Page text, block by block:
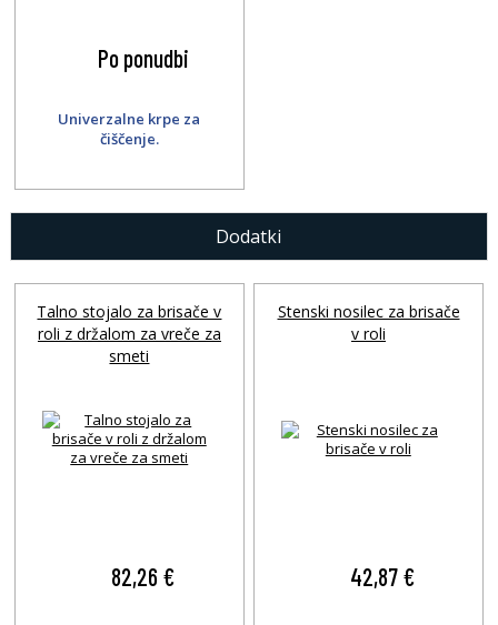
Po ponudbi
Univerzalne krpe za
čiščenje.
Dodatki
Talno stojalo za brisače v
roli z držalom za vreče za
smeti
82,26 €
Stenski nosilec za brisače
v roli
42,87 €